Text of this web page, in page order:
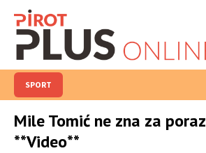
SPORT
Mile Tomić ne zna za poraz
**Video**